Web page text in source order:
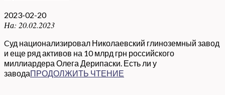
2023-02-20
На: 20.02.2023
Cуд национализировал Николаевский глиноземный завод
и еще ряд активов на 10 млрд грн российского
миллиардера Олега Дерипаски. Есть ли у
заводаПРОДОЛЖИТЬ ЧТЕНИЕ